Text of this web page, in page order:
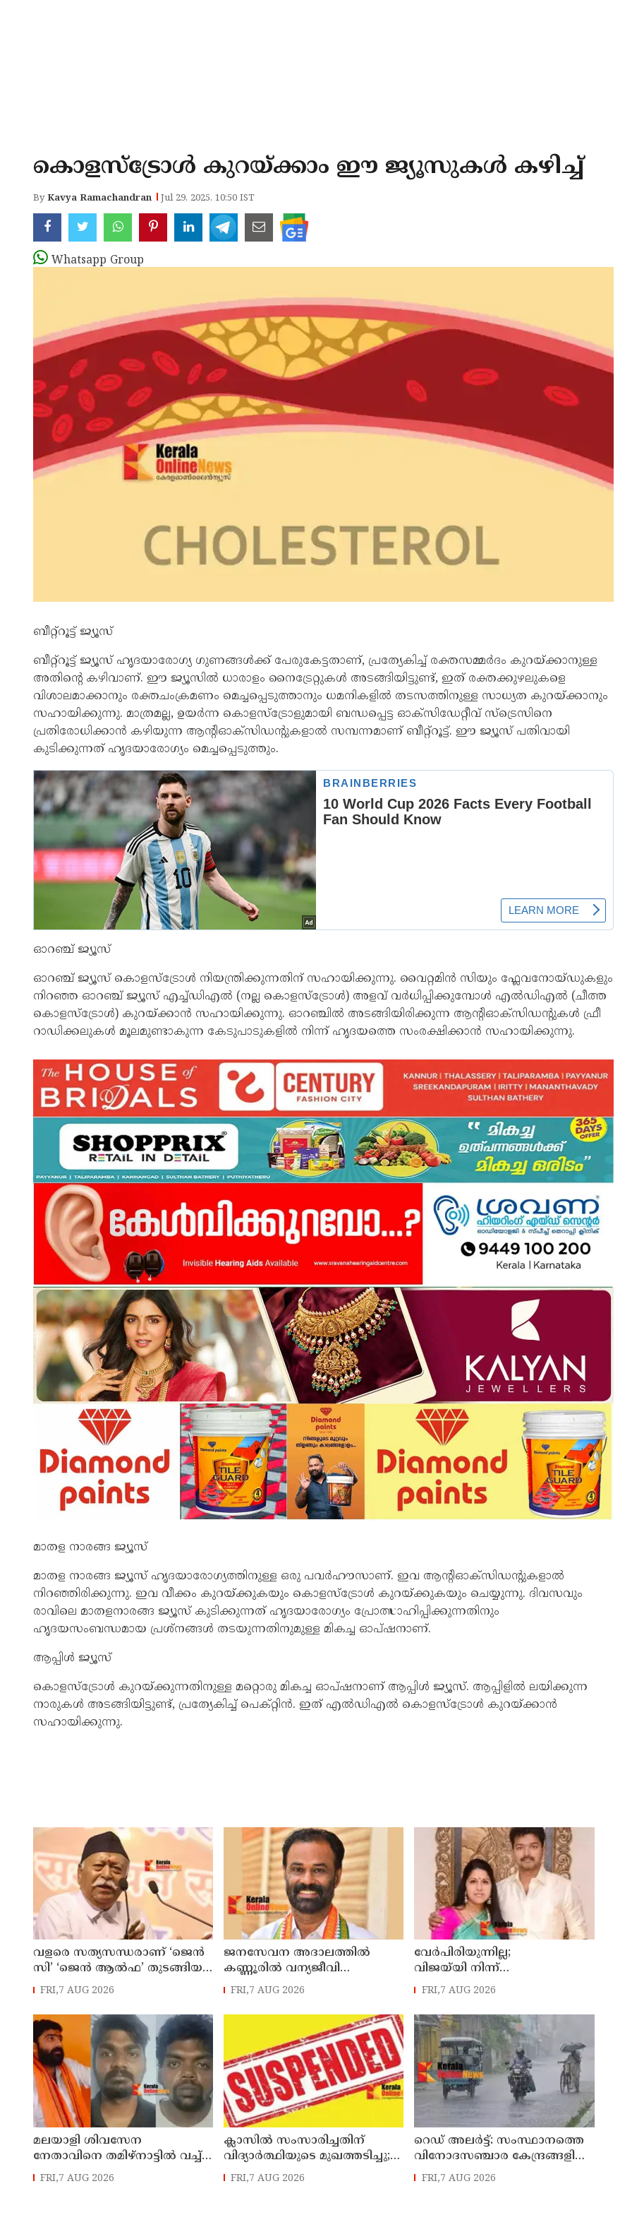
കൊളസ്ട്രോൾ കുറയ്ക്കാം ഈ ജ്യൂസുകൾ കഴിച്ച്
ByKavya Ramachandran Jul 29, 2025, 10:50 IST
Whatsapp Group
ബീറ്റ്റൂട്ട് ജ്യൂസ്
ബീറ്റ്‌റൂട്ട് ജ്യൂസ് ഹൃദയാരോഗ്യ ഗുണങ്ങൾക്ക് പേരുകേട്ടതാണ്, പ്രത്യേകിച്ച് രക്തസമ്മർദം കുറയ്ക്കാനുള്ള
അതിന്റെ കഴിവാണ്. ഈ ജ്യൂസിൽ ധാരാളം നൈട്രേറ്റുകൾ അടങ്ങിയിട്ടുണ്ട്, ഇത് രക്തക്കുഴലുകളെ
വിശാലമാക്കാനും രക്തചംക്രമണം മെച്ചപ്പെടുത്താനും ധമനികളിൽ തടസത്തിനുള്ള സാധ്യത കുറയ്ക്കാനും
സഹായിക്കുന്നു. മാത്രമല്ല, ഉയർന്ന കൊളസ്‌ട്രോളുമായി ബന്ധപ്പെട്ട ഓക്‌സിഡേറ്റീവ് സ്ട്രെസിനെ
പ്രതിരോധിക്കാൻ കഴിയുന്ന ആന്റിഓക്‌സിഡന്റുകളാൽ സമ്പന്നമാണ് ബീറ്റ്‌റൂട്ട്. ഈ ജ്യൂസ് പതിവായി
കുടിക്കുന്നത് ഹൃദയാരോഗ്യം മെച്ചപ്പെടുത്തും.
ഓറഞ്ച് ജ്യൂസ്
ഓറഞ്ച് ജ്യൂസ് കൊളസ്‌ട്രോൾ നിയന്ത്രിക്കുന്നതിന് സഹായിക്കുന്നു. വൈറ്റമിൻ സിയും ഫ്ലേവനോയ്ഡുകളും
നിറഞ്ഞ ഓറഞ്ച് ജ്യൂസ് എച്ച്ഡിഎൽ (നല്ല കൊളസ്ട്രോൾ) അളവ് വർധിപ്പിക്കുമ്പോൾ എൽഡിഎൽ (ചീത്ത
കൊളസ്ട്രോൾ) കുറയ്ക്കാൻ സഹായിക്കുന്നു. ഓറഞ്ചിൽ അടങ്ങിയിരിക്കുന്ന ആന്റിഓക്‌സിഡന്റുകൾ ഫ്രീ
റാഡിക്കലുകൾ മൂലമുണ്ടാകുന്ന കേടുപാടുകളിൽ നിന്ന് ഹൃദയത്തെ സംരക്ഷിക്കാൻ സഹായിക്കുന്നു.
മാതള നാരങ്ങ ജ്യൂസ്
മാതള നാരങ്ങ ജ്യൂസ് ഹൃദയാരോഗ്യത്തിനുള്ള ഒരു പവർഹൗസാണ്. ഇവ ആന്റിഓക്‌സിഡന്റുകളാൽ
നിറഞ്ഞിരിക്കുന്നു. ഇവ വീക്കം കുറയ്ക്കുകയും കൊളസ്ട്രോൾ കുറയ്ക്കുകയും ചെയ്യുന്നു. ദിവസവും
രാവിലെ മാതളനാരങ്ങ ജ്യൂസ് കുടിക്കുന്നത് ഹൃദയാരോഗ്യം പ്രോത്സാഹിപ്പിക്കുന്നതിനും
ഹൃദയസംബന്ധമായ പ്രശ്നങ്ങൾ തടയുന്നതിനുമുള്ള മികച്ച ഓപ്ഷനാണ്.
ആപ്പിൾ ജ്യൂസ്
കൊളസ്ട്രോൾ കുറയ്ക്കുന്നതിനുള്ള മറ്റൊരു മികച്ച ഓപ്ഷനാണ് ആപ്പിൾ ജ്യൂസ്. ആപ്പിളിൽ ലയിക്കുന്ന
നാരുകൾ അടങ്ങിയിട്ടുണ്ട്, പ്രത്യേകിച്ച് പെക്റ്റിൻ. ഇത് എൽഡിഎൽ കൊളസ്ട്രോൾ കുറയ്ക്കാൻ
സഹായിക്കുന്നു.
വളരെ സത്യസന്ധരാണ് ‘ജെൻ
സി’ ‘ജെൻ ആൽഫ’ തുടങ്ങിയ
യുവതലമുറ ; മോഹൻ ഭാഗവത്
FRI,7 AUG 2026
ജനസേവന അദാലത്തിൽ
കണ്ണൂരിൽ വന്യജീവി
ആക്രമണത്തിന് ഇരയായ 30
അനുവദിച്ചു
FRI,7 AUG 2026
വേർപിരിയുന്നില്ല;
വിജയ്‍യി നിന്ന്
വിവാഹമോചനം വേണ്ടെന്ന്
FRI,7 AUG 2026
മലയാളി ശിവസേന
നേതാവിനെ തമിഴ്നാട്ടിൽ വച്ച്
കൊലപ്പെടുത്തിയ സംഭവം ;
രണ്ട് പേർ പിടിയിൽ
FRI,7 AUG 2026
ക്ലാസിൽ സംസാരിച്ചതിന്
വിദ്യാര്‍ത്ഥിയുടെ മുഖത്തടിച്ചു;
അധ്യാപകന് സസ്പെൻഷൻ
FRI,7 AUG 2026
റെഡ് അലർട്ട്: സംസ്ഥാനത്തെ
വിനോദസഞ്ചാര കേന്ദ്രങ്ങളിൽ
നിയന്ത്രണം
FRI,7 AUG 2026